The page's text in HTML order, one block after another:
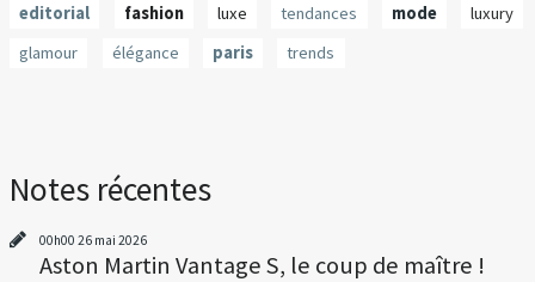
editorial fashion luxe tendances mode
luxury
glamour
élégance paris trends
Notes récentes
00h00 26 mai 2026
Aston Martin Vantage S, le coup de maître !